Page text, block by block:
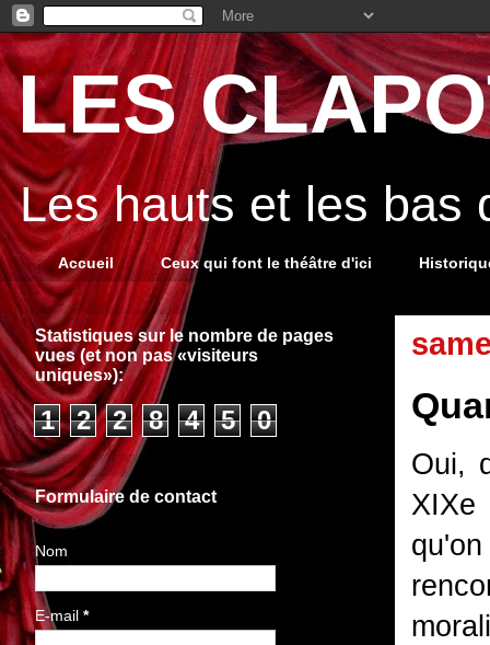
LES
Les hauts et les bas
Accueil Ceux qui font le théâtre d'ici
Oui,
XIXe
Statistiques sur le nombre de pages
vues (et non pas «visiteurs
uniques»):
1 2 2 8 4 5 0
Formulaire de contact
Nom
E-mail *